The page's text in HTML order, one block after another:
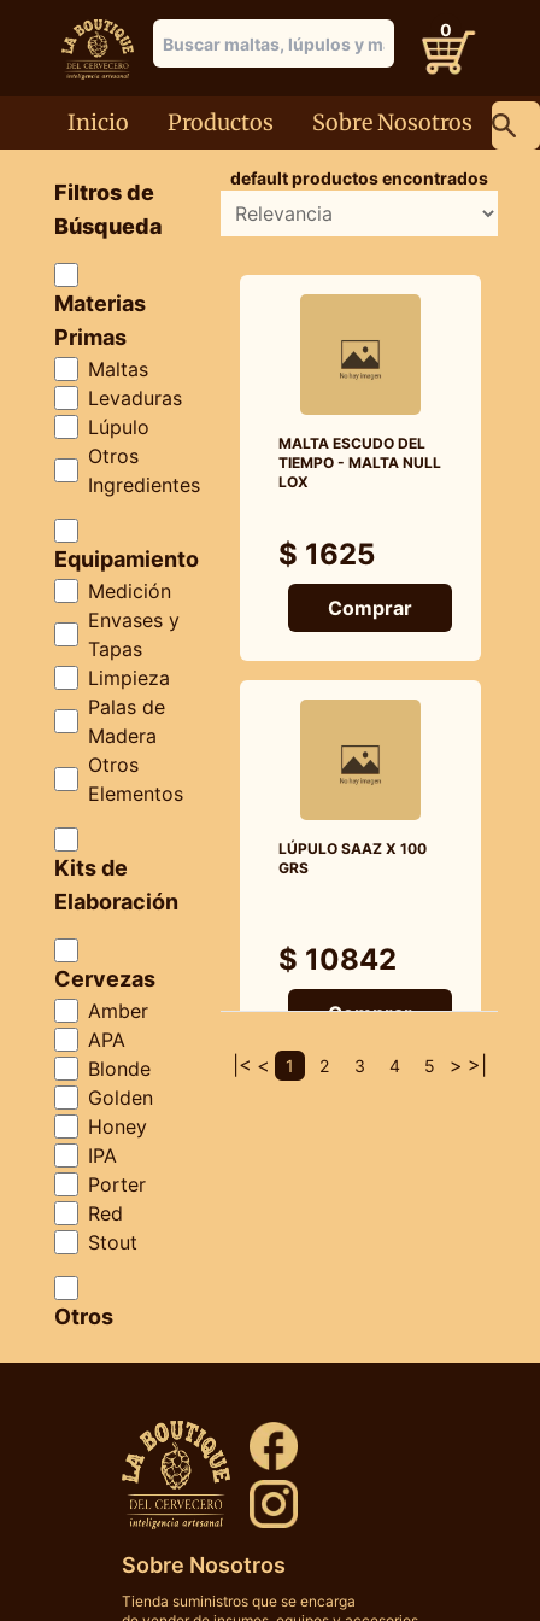
0
Inicio Productos Sobre Nosotros
Filtros de
Búsqueda
Materias
Primas
Maltas
Levaduras
Lúpulo
Otros
Ingredientes
Equipamiento
Medición
Envases y
Tapas
Limpieza
Palas de
Madera
Otros
Elementos
Kits de
Elaboración
Cervezas
Amber
APA
Blonde
Golden
Honey
IPA
Porter
Red
Stout
Otros
defaultproductos encontrados
MALTA ESCUDO DEL
TIEMPO - MALTA NULL
LOX
$ 1625
Comprar
LÚPULO SAAZ X 100
GRS
$ 10842
Comprar
$ 12798
|< < 1 2 3 4 5 > >|
Sobre Nosotros
Tienda suministros que se encarga